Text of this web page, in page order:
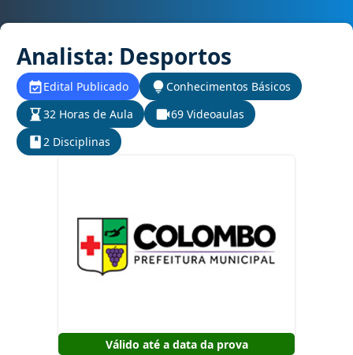
Analista: Desportos
Edital Publicado
Conhecimentos Básicos
32 Horas de Aula
69 Videoaulas
2 Disciplinas
Válido até a data da prova